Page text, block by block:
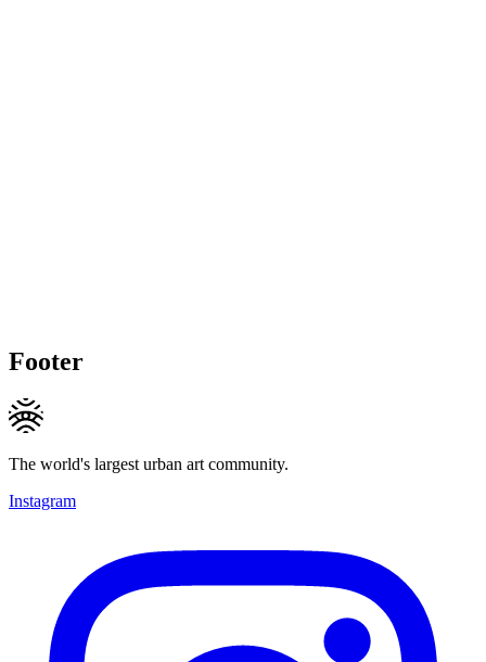
Footer
The world's largest urban art community.
Instagram